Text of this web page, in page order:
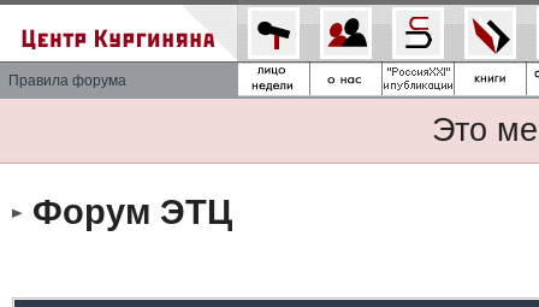
Правила форума
Это
Форум ЭТЦ